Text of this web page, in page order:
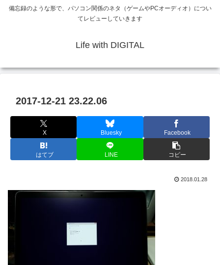
備忘録のような形で、パソコン関係のネタ（ゲームやPCオーディオ）につい
てレビューしていきます
Life with DIGITAL
2017-12-21 23.22.06
X Bluesky Facebook
はてブ LINE コピー
2018.01.28